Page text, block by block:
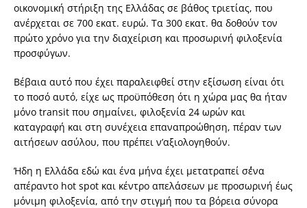
οικονομική στήριξη της Ελλάδας σε βάθος τριετίας, που
ανέρχεται σε 700 εκατ. ευρώ. Τα 300 εκατ. θα δοθούν τον
πρώτο χρόνο για την διαχείριση και προσωρινή φιλοξενία
προσφύγων.
Βέβαια αυτό που έχει παραλειφθεί στην εξίσωση είναι ότι
το ποσό αυτό, είχε ως προϋπόθεση ότι η χώρα μας θα ήταν
μόνο transit που σημαίνει, φιλοξενία 24 ωρών και
καταγραφή και στη συνέχεια επαναπροώθηση, πέραν των
αιτήσεων ασύλου, που πρέπει ν’αξιολογηθούν.
Ήδη η Ελλάδα εδώ και ένα μήνα έχει μετατραπεί σ΄ένα
απέραντο hot spot και κέντρο απελάσεων με προσωρινή έως
μόνιμη φιλοξενία, από την στιγμή που τα βόρεια σύνορα